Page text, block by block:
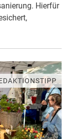
Hierfür